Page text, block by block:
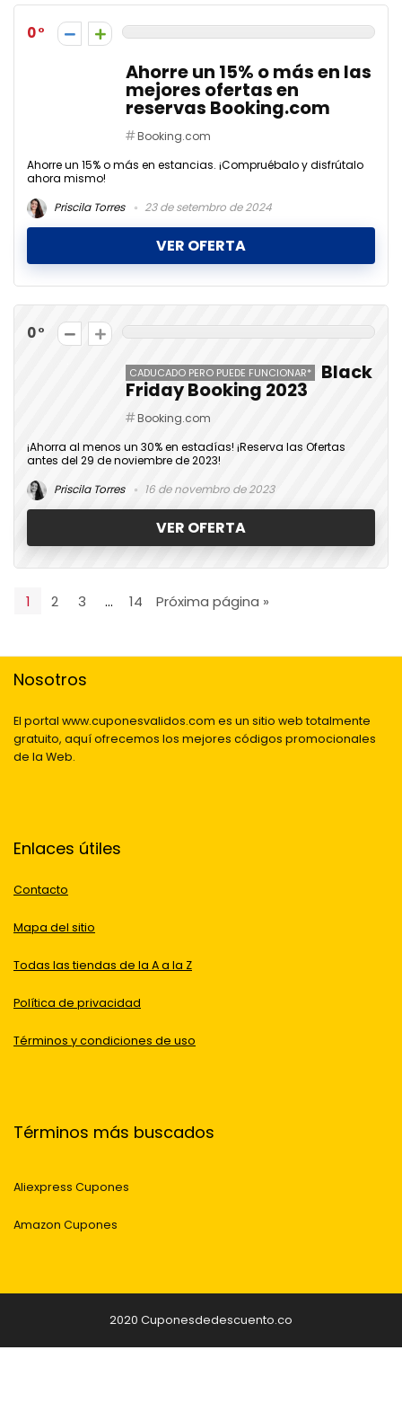
0
Ahorre un 15% o más en las
mejores ofertas en
reservas Booking.com
Booking.com
Ahorre un 15% o más en estancias. ¡Compruébalo y disfrútalo
ahora mismo!
Priscila Torres
23 de setembro de 2024
VER OFERTA
0
CADUCADO PERO PUEDE FUNCIONAR* Black
Friday Booking 2023
Booking.com
¡Ahorra al menos un 30% en estadías! ¡Reserva las Ofertas
antes del 29 de noviembre de 2023!
Priscila Torres
16 de novembro de 2023
VER OFERTA
1 2 3 … 14 Próxima página »
Nosotros
El portal www.cuponesvalidos.com es un sitio web totalmente
gratuito, aquí ofrecemos los mejores códigos promocionales
de la Web.
Enlaces útiles
Contacto
Mapa del sitio
Todas las tiendas de la A a la Z
Política de privacidad
Términos y condiciones de uso
Términos más buscados
Aliexpress Cupones
Amazon Cupones
2020 Cuponesdedescuento.co